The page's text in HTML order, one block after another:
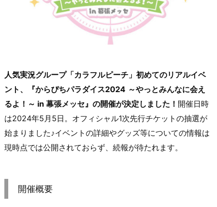
人気実況グループ「カラフルピーチ」初めてのリアルイベ
ント、『からぴちパラダイス2024 ～やっとみんなに会え
るよ！～ in 幕張メッセ』の開催が決定しました！ 開催日時
は2024年5月5日。オフィシャル1次先行チケットの抽選が
始まりました♪イベントの詳細やグッズ等についての情報は
現時点では公開されておらず、続報が待たれます。
開催概要